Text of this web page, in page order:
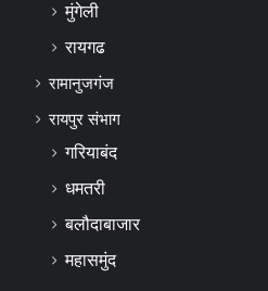
मुंगेली
रायगढ
रामानुजगंज
रायपुर संभाग
गरियाबंद
धमतरी
बलौदाबाजार
महासमुंद